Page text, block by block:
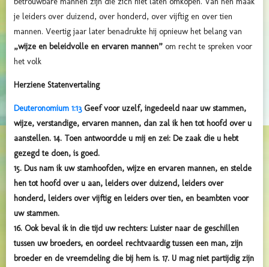
je leiders over duizend, over honderd, over vijftig en over tien
mannen. Veertig jaar later benadrukte hij opnieuw het belang van
„wijze en beleidvolle en ervaren mannen” om recht te spreken voor
het volk
Herziene Statenvertaling
Deuteronomium 1:13Geef voor uzelf, ingedeeld naar uw stammen,
wijze, verstandige, ervaren mannen, dan zal ik hen tot hoofd over u
aanstellen. 14. Toen antwoordde u mij en zei: De zaak die u hebt
gezegd te doen, is goed.
15. Dus nam ik uw stamhoofden, wijze en ervaren mannen, en stelde
hen tot hoofd over u aan, leiders over duizend, leiders over
honderd, leiders over vijftig en leiders over tien, en beambten voor
uw stammen.
16. Ook beval ik in die tijd uw rechters: Luister naar de geschillen
tussen uw broeders, en oordeel rechtvaardig tussen een man, zijn
broeder en de vreemdeling die bij hem is. 17. U mag niet partijdig zijn